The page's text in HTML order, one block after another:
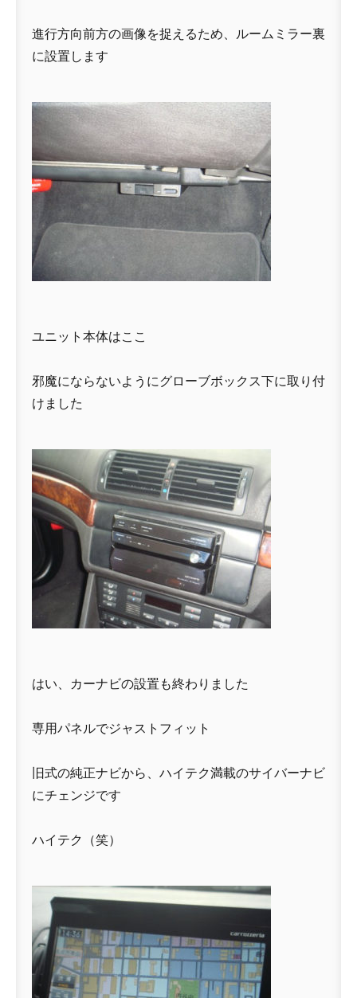
進行方向前方の画像を捉えるため、ルームミラー裏
に設置します
ユニット本体はここ
邪魔にならないようにグローブボックス下に取り付
けました
はい、カーナビの設置も終わりました
専用パネルでジャストフィット
旧式の純正ナビから、ハイテク満載のサイバーナビ
にチェンジです
ハイテク（笑）